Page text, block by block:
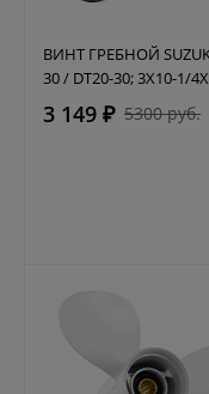
ВИНТ ГРЕБНОЙ
30 / DT20-30; 3X10-1/
3 149 ₽ 5300 руб.